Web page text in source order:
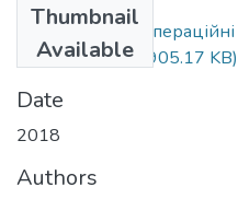
Thumbnail
Available
Погребняк Б.
посібн.2018pdf
(905.17 KB)
Date
2018
Authors